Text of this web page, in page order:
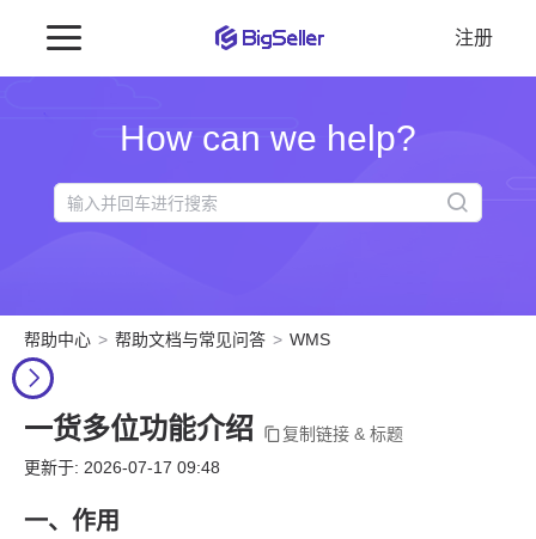
注册
How can we help?
帮助中心 帮助文档与常见问答 WMS
一货多位功能介绍
复制链接 & 标题
更新于: 2026-07-17 09:48